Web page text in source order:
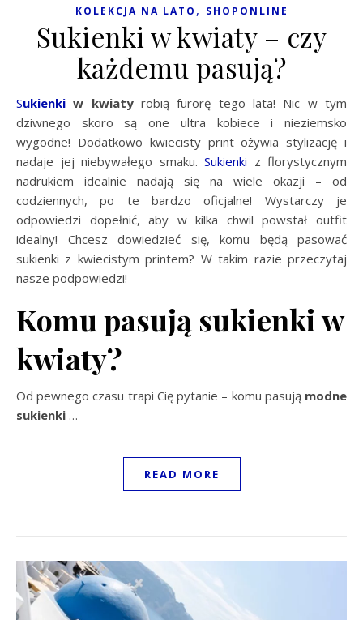
KOLEKCJA NA LATO , SHOPONLINE
Sukienki w kwiaty – czy
każdemu pasują?
Sukienki w kwiatyrobią furorę tego lata! Nic w tym
dziwnego skoro są one ultra kobiece i nieziemsko
wygodne! Dodatkowo kwiecisty print ożywia stylizację i
nadaje jej niebywałego smaku. Sukienki z florystycznym
nadrukiem idealnie nadają się na wiele okazji – od
codziennych, po te bardzo oficjalne! Wystarczy je
odpowiedzi dopełnić, aby w kilka chwil powstał outfit
idealny! Chcesz dowiedzieć się, komu będą pasować
sukienki z kwiecistym printem? W takim razie przeczytaj
nasze podpowiedzi!
Komu pasują sukienki w
kwiaty?
Od pewnego czasu trapi Cię pytanie – komu pasują modne
sukienki …
READ MORE